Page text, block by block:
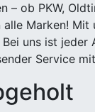
– ob PKW,
Marken!
uns ist
Service